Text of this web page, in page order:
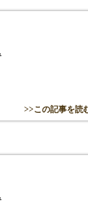
>>この記事を読